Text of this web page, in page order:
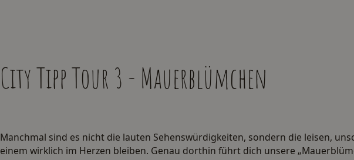
City Tipp Tour 3 - Mauerblümchen
Manchmal sind es nicht die lauten Sehenswürdigkeiten, sondern die leisen,
einem wirklich im Herzen bleiben. Genau dorthin führt dich unsere